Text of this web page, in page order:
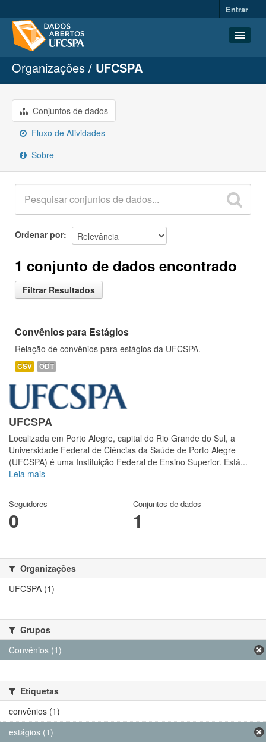
Entrar
Conjuntos de dados
Organizações
Grupos
Sobre
Organizações UFCSPA
Conjuntos de dados
Fluxo de Atividades
Sobre
Ordenar por
1 conjunto de dados encontrado
Filtrar Resultados
Convênios para Estágios
Relação de convênios para estágios da UFCSPA.
CSV ODT
UFCSPA
Localizada em Porto Alegre, capital do Rio Grande do Sul, a
Universidade Federal de Ciências da Saúde de Porto Alegre
(UFCSPA) é uma Instituição Federal de Ensino Superior. Está...
Leia mais
Seguidores
0
Conjuntos de dados
1
Organizações
UFCSPA (1)
Grupos
Convênios (1)
Etiquetas
convênios (1)
estágios (1)